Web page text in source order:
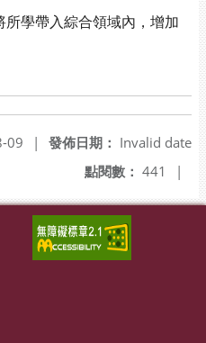
學帶入綜合領域內，增加
發佈日期： Invalid date
09
|
點閱數： 441 |